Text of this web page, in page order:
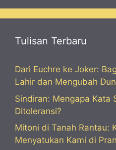
Tulisan Terbaru
Dari Euchre ke Joker:
Lahir dan Mengubah
Sindiran: Mengapa Kata
Ditoleransi?
Mitoni di Tanah Rantau:
Menyatukan Kami di